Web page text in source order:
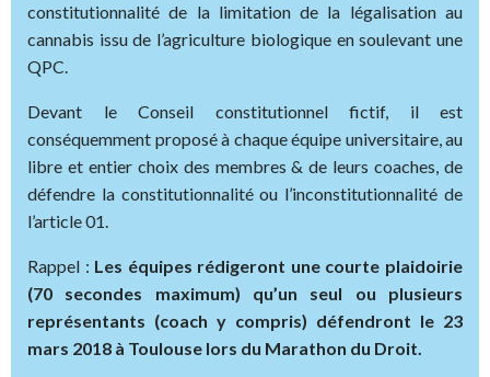
constitutionnalité de la limitation de la légalisation au
cannabis issu de l’agriculture biologique en soulevant une
QPC.
Devant le Conseil constitutionnel fictif, il est
conséquemment proposé à chaque équipe universitaire, au
libre et entier choix des membres & de leurs coaches, de
défendre la constitutionnalité ou l’inconstitutionnalité de
l’article 01.
Rappel : Les équipes rédigeront une courte plaidoirie
(70 secondes maximum) qu’un seul ou plusieurs
représentants (coach y compris) défendront le 23
mars 2018 à Toulouse lors du Marathon du Droit.